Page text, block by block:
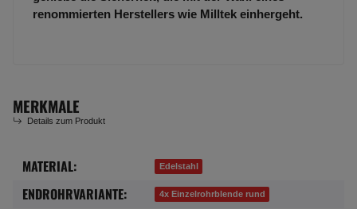
renommierten Herstellers wie Milltek einhergeht.
MERKMALE
Details zum Produkt
Produkteigenschaft
Wert
MATERIAL: Edelstahl
ENDROHRVARIANTE: 4x Einzelrohrblende rund